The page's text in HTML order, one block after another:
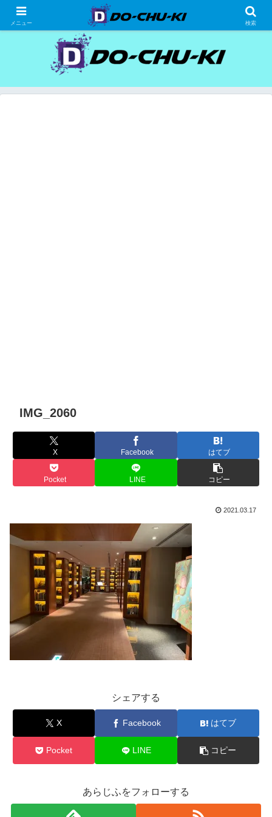
高級ホテルの格安宿泊研究、宿泊記
IMG_2060
X Facebook はてブ
Pocket LINE コピー
2021.03.17
シェアする
X Facebook はてブ
Pocket LINE コピー
あらじふをフォローする
メニュー 検索